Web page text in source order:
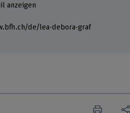
anzeigen
de/lea-debora-graf